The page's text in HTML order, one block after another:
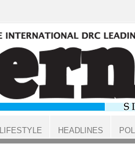
LIFESTYLE HEADLINES